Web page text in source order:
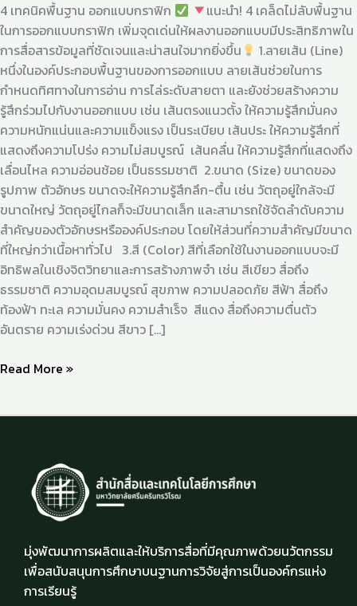
4 เทคนิคพื้นฐาน ออกแบบกราฟิก
แนะนำ! 4 เคล็ดไม่ลับพื้นฐาน
ในการออกแบบกราฟิก เพิ่มจุดเด่นให้ผลงานออกแบบมีประสิทธิภาพใน
การสื่อสารข้อมูลที่ชัดเจนและน่าสนใจมากยิ่งขึ้น
1.ลายเส้น (Line)
หนึ่งในองค์ประกอบพื้นฐานของการออกแบบ ลายเส้นช่วยในการ
กำหนดทิศทางในการอ่าน การไล่ระดับสายตา และยังช่วยสร้างความ
รู้สึกร่วมไปกับงานออกแบบ เช่น เส้นตรงแนวตั้ง ให้ความรู้สึกมั่นคง
ความหนักแน่นและความแข็งแรง เป็นระเบียบ เส้นประ ให้ความรู้สึกที่
แสดงถึงความโปร่ง ความไม่สมบูรณ์ เส้นคลื่น ให้ความรู้สึกที่แสดงถึง
เลื่อนไหล ความอ่อนช้อย เป็นธรรมชาติ 2.ขนาด (Size) ขนาดของ
รูปภาพ ตัวอักษร ขนาดจะให้ความรู้สึกลึก-ตื้น เช่น วัตถุอยู่ใกล้จะมี
ขนาดใหญ่ วัตถุอยู่ไกลก็จะมีขนาดเล็ก และสามารถใช้จัดลำดับความ
สำคัญของตัวอักษรหรือองค์ประกอบ โดยให้ส่วนที่ความสำคัญมีขนาด
ที่ใหญ่กว่าเนื้อหาทั่วไป 3.สี (Color) สีที่เลือกใช้ในงานออกแบบจะมี
อิทธิพลในเชิงจิตวิทยาและการสร้างภาพจำ เช่น สีเขียว สื่อถึง
ธรรมชาติ ความอุดมสมบูรณ์ สุขภาพ ความปลอดภัย สีฟ้า สื่อถึง
ท้องฟ้า ทะเล ความมั่นคง ความสำเร็จ สีแดง สื่อถึงความตื่นตัว
อันตราย ความเร่งด่วน สีขาว […]
Read More »
มุ่งพัฒนาการผลิตและให้บริการสื่อที่มีคุณภาพด้วยนวัตกรรม
เพื่อสนับสนุนการศึกษาบนฐานการวิจัยสู่การเป็นองค์กรแห่ง
การเรียนรู้